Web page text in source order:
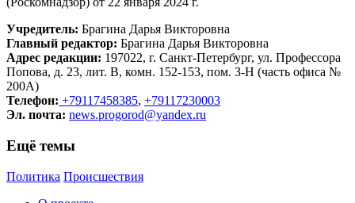
Учредитель: Брагина Дарья Викторовна
Главный редактор: Брагина Дарья Викторовна
Адрес редакции: 197022, г. Санкт-Петербург, ул. Профессора
Попова, д. 23, лит. В, комн. 152-153, пом. 3-Н (часть офиса №
200А)
Телефон: +79117458385, +79117230003
Эл. почта: news.progorod@yandex.ru
Ещё темы
Политика Происшествия